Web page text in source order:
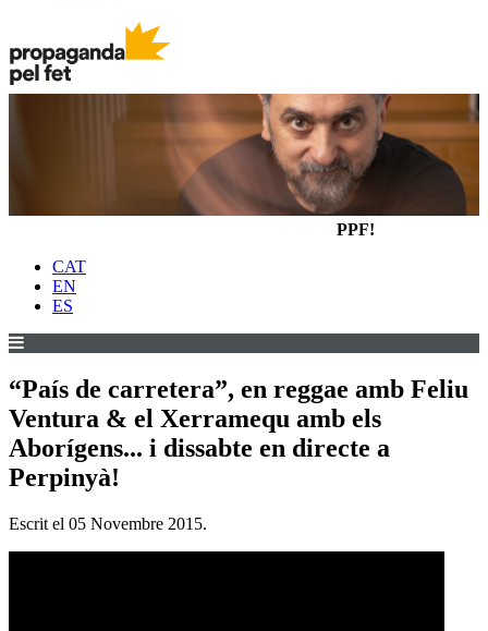
PPF!
CAT
EN
ES
“País de carretera”, en reggae amb Feliu
Ventura & el Xerramequ amb els
Aborígens... i dissabte en directe a
Perpinyà!
Escrit el 05 Novembre 2015.